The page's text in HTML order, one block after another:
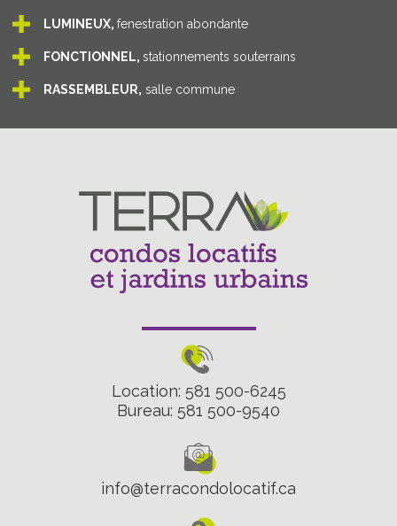
LUMINEUX, fenestration abondante
FONCTIONNEL, stationnements souterrains
RASSEMBLEUR, salle commune
Location: 581 500-6245
Bureau: 581 500-9540
info@terracondolocatif.ca